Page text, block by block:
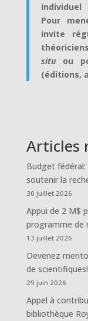
Pour
invite
situou
(éditions,
Articles
Budget fédéral:
soutenir la
30 juillet 2026
Appui de 2 M$
programme de
13 juillet 2026
Devenez
de scientifiques!
29 juin 2026
Appel à
bibliothèque